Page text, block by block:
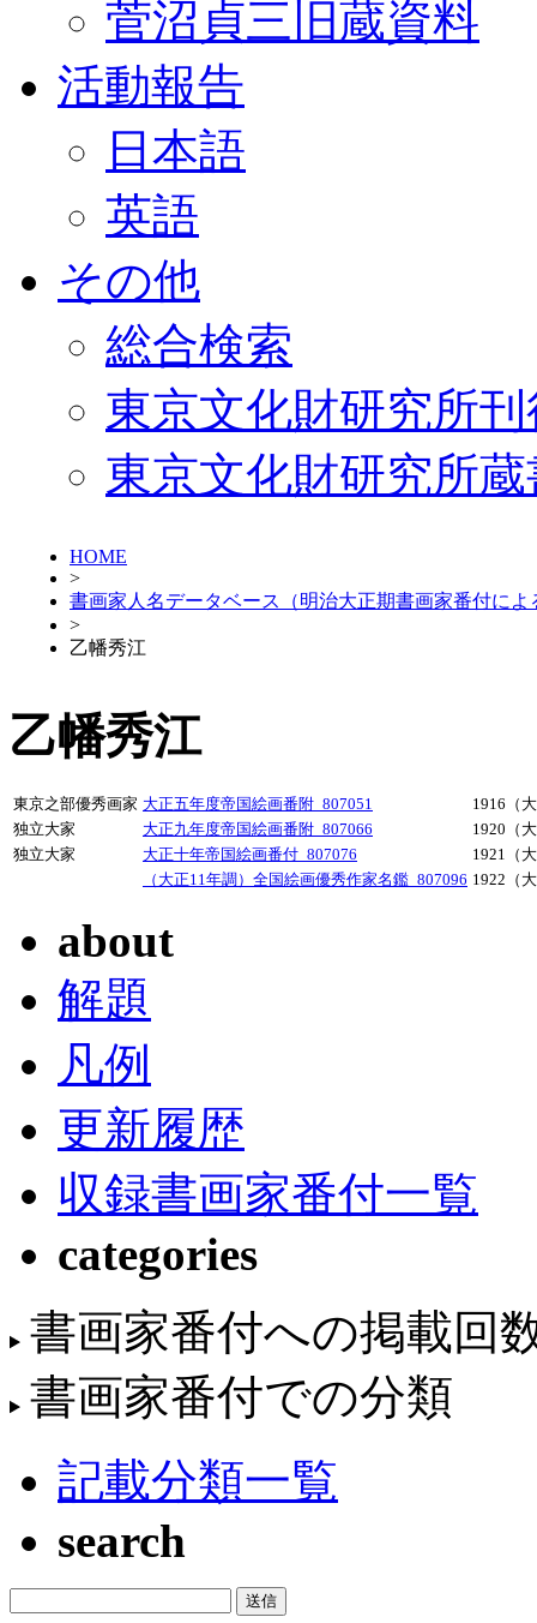
菅沼貞三旧蔵資料
活動報告
日本語
英語
その他
総合検索
東京文化財研究所
東京文化財研究所
HOME
>
書画家人名データベース（明治大正期書画家番付によ
>
乙幡秀江
乙幡秀江
東京之部優秀画家 大正五年度帝国絵画番附_807051
1916（
独立大家
大正九年度帝国絵画番附_807066
1920（
独立大家
大正十年帝国絵画番付_807076
1921（
（大正11年調）全国絵画優秀作家名鑑_807096 1922（
about
解題
凡例
更新履歴
収録書画家番付一覧
categories
書画家番付への掲載回
書画家番付での分類
記載分類一覧
search